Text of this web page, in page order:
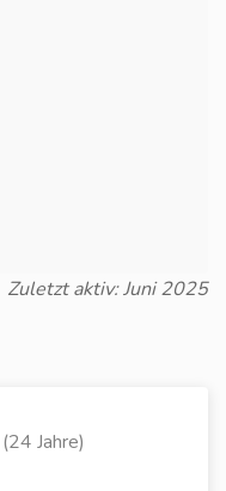
Zuletzt aktiv: Juni 2025
Jahre)